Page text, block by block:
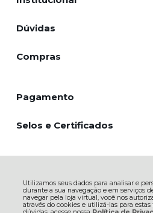
Utilizamos seus dados para analisar e
durante a sua navegação e em serviços
navegar pela loja virtual, você nos
através do cookies e utilizá-las para
Dúvidas
Compras
Pagamento
Selos e Certificados
Batista de Souza - 2804 - Veloso -
CNPJ: 05.810.412/0001-00 | © Todos os
Artigos